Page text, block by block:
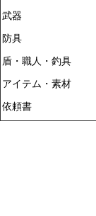
武器
防具
盾・職人・釣具
アイテム・素材
依頼書